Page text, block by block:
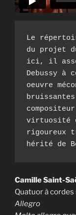
Le
du projet
ici, il
Debussy à
oeuvre
virtuosité
rigoureux
hérité de
Camille Saint-
Quatuor à cordes
Allegro